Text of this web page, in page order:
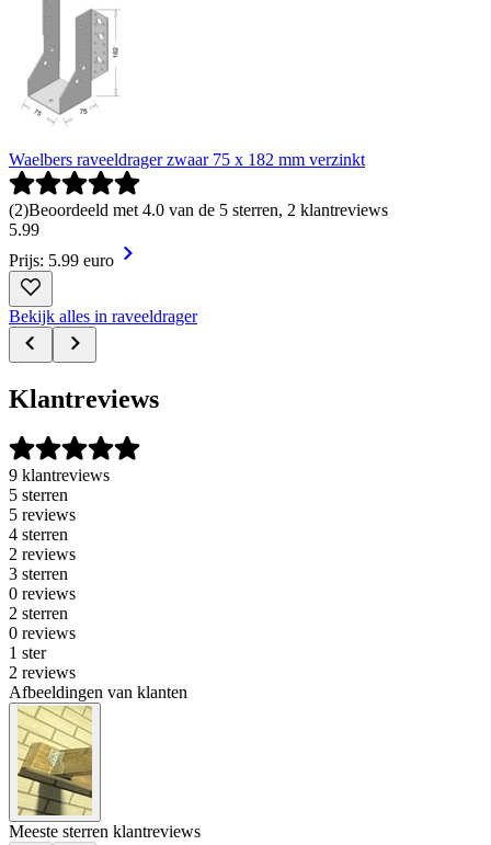
Waelbers raveeldrager zwaar 75 x 182 mm verzinkt
(2)Beoordeeld met 4.0 van de 5 sterren, 2 klantreviews
5.99
Prijs: 5.99 euro
Bekijk alles in raveeldrager
Klantreviews
9 klantreviews
5 sterren
5 reviews
4 sterren
2 reviews
3 sterren
0 reviews
2 sterren
0 reviews
1 ster
2 reviews
Afbeeldingen van klanten
Meeste sterren klantreviews